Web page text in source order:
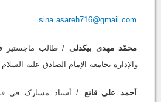
sina.asareh716@gmail.com
محمّد مهدی بیکدلی / طالب ماجستیر
والإدارة بجامعة الإمام الصادق علیه السلام
أحمد على قانع
/ أستاذ مشارک فی